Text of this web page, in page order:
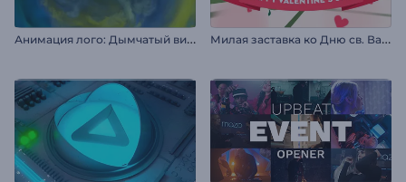
А
нимация лого: Дымчатый вихрь М
илая заставка ко Дню св. Валентина